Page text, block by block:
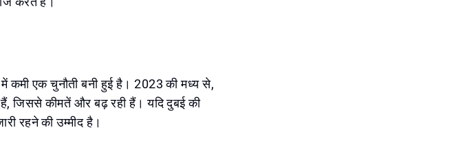
में कमी एक चुनौती बनी हुई है। 2023 की मध्य से,
हैं, जिससे कीमतें और बढ़ रही हैं। यदि दुबई की
रहने की उम्मीद है।